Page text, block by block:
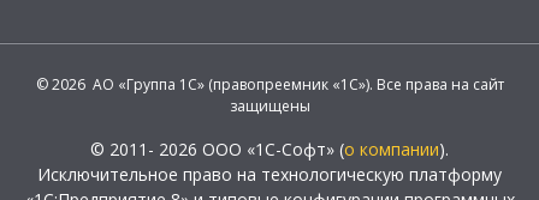
© 2026 АО «Группа 1С» (правопреемник «1С»). Все права на сайт
защищены
© 2011- 2026 ООО «1С-Софт» (о компании).
Исключительное право на технологическую платформу